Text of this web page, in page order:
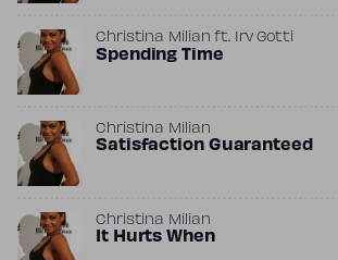
Christina Milian ft. Irv Gotti
Spending Time
Christina Milian
Satisfaction Guaranteed
Christina Milian
It Hurts When